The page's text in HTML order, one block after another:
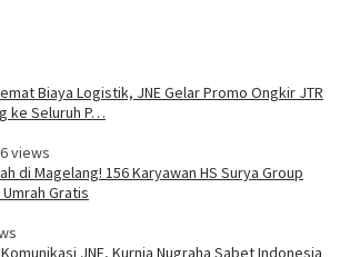
Biaya Logistik, JNE Gelar Promo Ongkir JTR
ke Seluruh P…
views
di Magelang! 156 Karyawan HS Surya Group
Gratis
JNE, Kurnia Nugraha Sabet Indonesia